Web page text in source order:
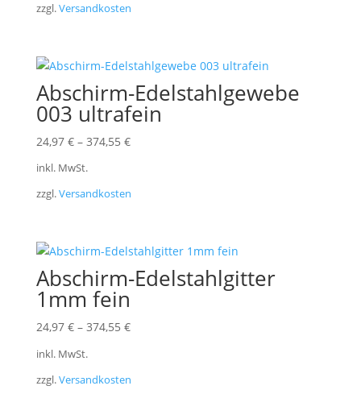
zzgl.Versandkosten
Abschirm-Edelstahlgewebe
003 ultrafein
24,97 €– 374,55 €
inkl. MwSt.
zzgl.Versandkosten
Abschirm-Edelstahlgitter
1mm fein
24,97 €– 374,55 €
inkl. MwSt.
zzgl.Versandkosten